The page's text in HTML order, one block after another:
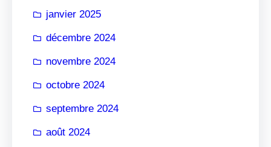
janvier 2025
décembre 2024
novembre 2024
octobre 2024
septembre 2024
août 2024